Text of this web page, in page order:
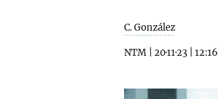
C. González
NTM 20·11·23 12:16